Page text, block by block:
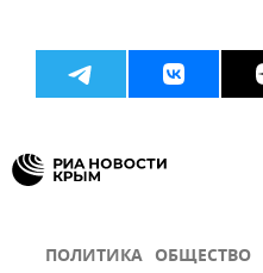
ПОЛИТИКА ОБЩЕСТВО